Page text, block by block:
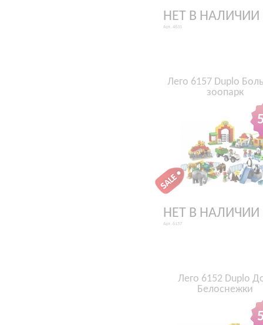
НЕТ В НАЛИЧИИ
Арт. 4631
Лего 6157 Duplo
зоопарк
НЕТ В НАЛИЧИИ
Арт. 6157
Лего 6152 Duplo
Белоснежки